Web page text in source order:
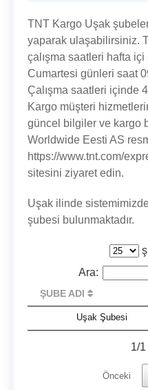
TNT Kargo Uşak
yaparak ulaşabilirsiniz.
çalışma saatleri hafta
Cumartesi günleri saat
Çalışma saatleri içinde
Kargo müşteri
güncel bilgiler ve kargo
Worldwide Eesti AS
https://www.tnt.com/
sitesini ziyaret edin.
Uşak ilinde
şubesi bulunmaktadır.
Ara:
ŞUBE ADI
Uşak Şubesi
1/
Önceki